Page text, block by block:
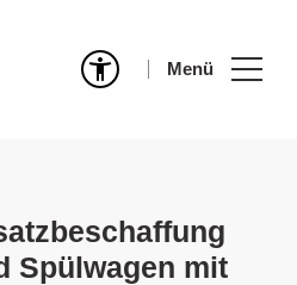
Menü
Spülwagen mit